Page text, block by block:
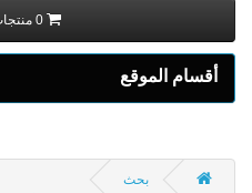
0 منتجات - S.R 0
أقسام الموقع
بحث